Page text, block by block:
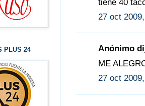
tiene 40
27 oct
Anónimo
ME
27 oct
PLUS 24